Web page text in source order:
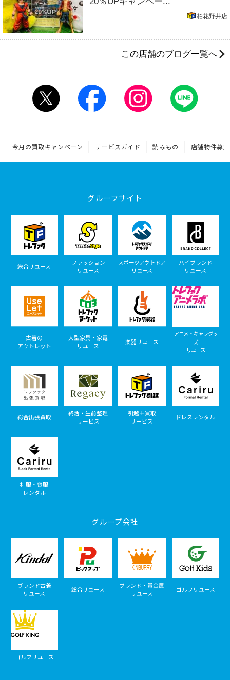
柏花野井店
この店舗のブログ一覧へ
今月の買取キャンペーン サービスガイド 読みもの 店舗物件募集
グループサイト
総合リユース
ファッション
リユース
スポーツアウトドア
リユース
ハイブランド
リユース
古着の
アウトレット
大型家具・家電
リユース
楽器リユース
アニメ・キャラグッ
ズ
リユース
総合出張買取
終活・生前整理
サービス
引越＋買取
サービス
ドレスレンタル
礼服・喪服
レンタル
グループ会社
ブランド古着
リユース
総合リユース
ブランド・貴金属
リユース
ゴルフリユース
ゴルフリユース